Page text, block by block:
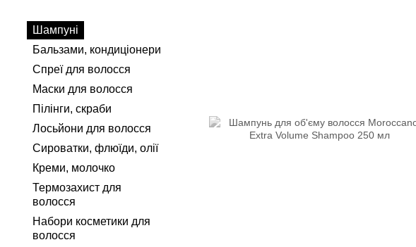
Шампуні
Бальзами, кондиціонери
Спреї для волосся
Маски для волосся
Пілінги, скраби
Лосьйони для волосся
Сироватки, флюїди, олії
Креми, молочко
Термозахист для
волосся
Набори косметики для
волосся